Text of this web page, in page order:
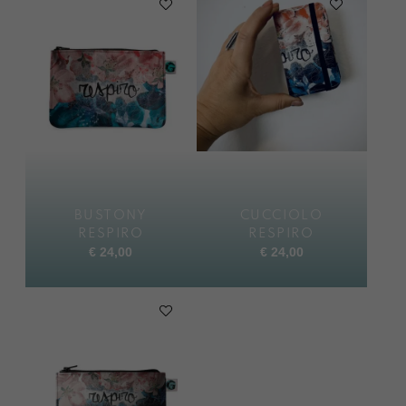
BUSTONY
RESPIRO
€ 24,00
RESPIRO
€ 24,00